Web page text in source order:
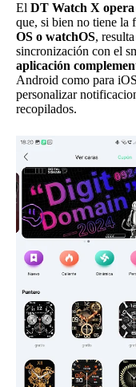
El DT Watch X
que, si bien no tiene la
OS o watchOS,
sincronización con el
aplicación
Android como para
personalizar
recopilados.